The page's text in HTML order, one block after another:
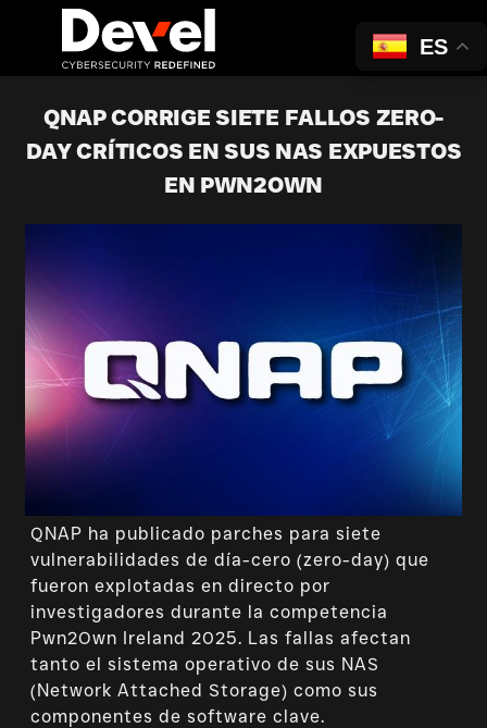
QNAP CORRIGE SIETE FALLOS ZERO-
DAY CRÍTICOS EN SUS NAS EXPUESTOS
EN PWN2OWN
QNAP ha publicado parches para siete
vulnerabilidades de día-cero (zero-day) que
fueron explotadas en directo por
investigadores durante la competencia
Pwn2Own Ireland 2025. Las fallas afectan
tanto el sistema operativo de sus NAS
(Network Attached Storage) como sus
componentes de software clave.
ES